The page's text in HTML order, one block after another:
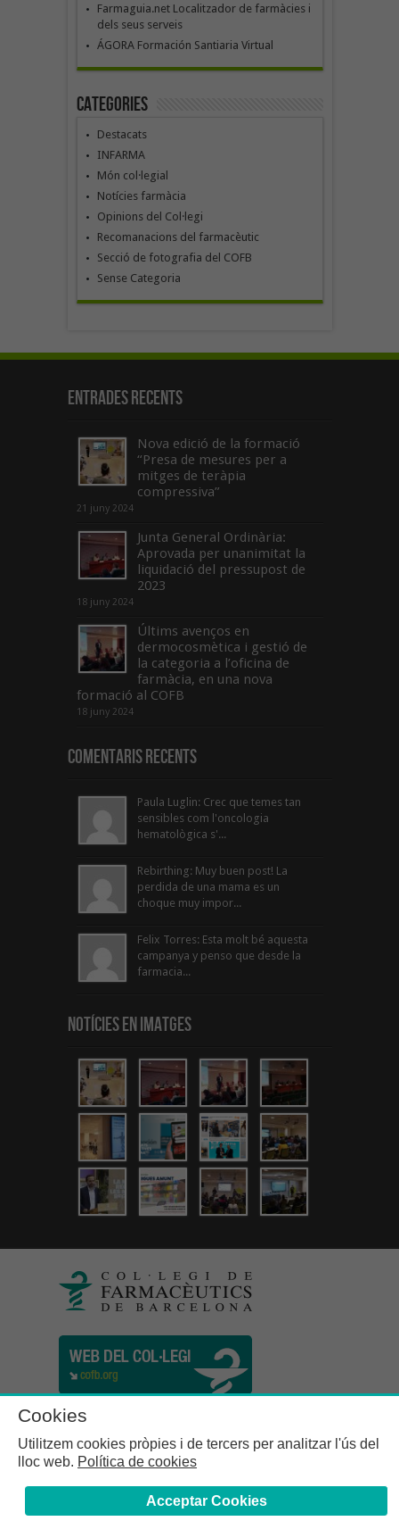
Farmaguia.net Localitzador de farmàcies i
dels seus serveis
ÁGORA Formación Santiaria Virtual
Categories
Destacats
INFARMA
Món col·legial
Notícies farmàcia
Opinions del Col·legi
Recomanacions del farmacèutic
Secció de fotografia del COFB
Sense Categoria
Entrades recents
Nova edició de la formació
“Presa de mesures per a
mitges de teràpia
compressiva”
21 juny 2024
Junta General Ordinària:
Aprovada per unanimitat la
liquidació del pressupost de
2023
18 juny 2024
Últims avenços en
dermocosmètica i gestió de
la categoria a l’oficina de
farmàcia, en una nova
formació al COFB
18 juny 2024
Comentaris Recents
Paula Luglin: Crec que temes tan
sensibles com l'oncologia
hematològica s'...
Rebirthing: Muy buen post! La
perdida de una mama es un
choque muy impor...
Felix Torres: Esta molt bé aquesta
campanya y penso que desde la
farmacia...
Notícies en Imatges
Cookies
Utilitzem cookies pròpies i de tercers per analitzar l'ús del
lloc web. Política de cookies
Acceptar Cookies